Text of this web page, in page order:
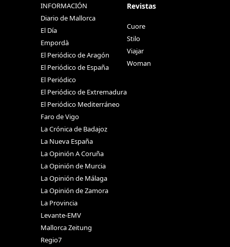
INFORMACIÓN
Diario de Mallorca
El Día
Empordà
El Periódico de Aragón
El Periódico de España
El Periódico
El Periódico de Extremadura
El Periódico Mediterráneo
Faro de Vigo
La Crónica de Badajoz
La Nueva España
La Opinión A Coruña
La Opinión de Murcia
La Opinión de Málaga
La Opinión de Zamora
La Provincia
Levante-EMV
Mallorca Zeitung
Regio7
Revistas
Cuore
Stilo
Viajar
Woman